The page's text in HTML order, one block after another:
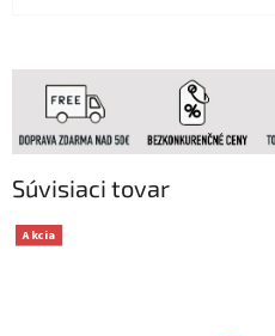
Súvisiaci tovar
Akcia